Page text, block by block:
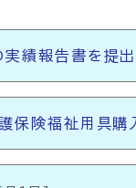
績報告書を提出
保険福祉用具購